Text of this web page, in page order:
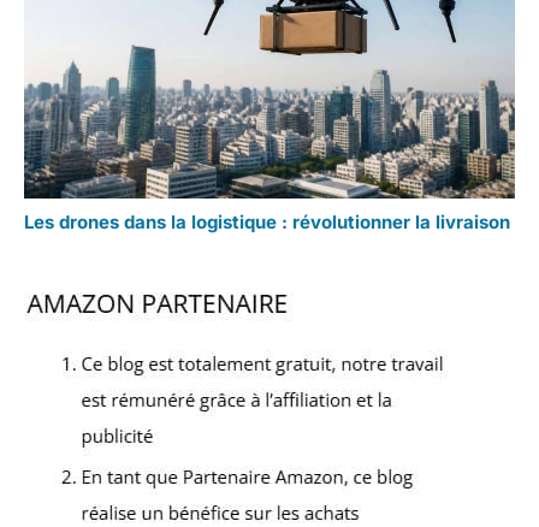
Les drones dans la logistique : révolutionner la livraison